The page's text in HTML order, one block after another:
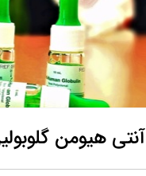
آنتی هیومن